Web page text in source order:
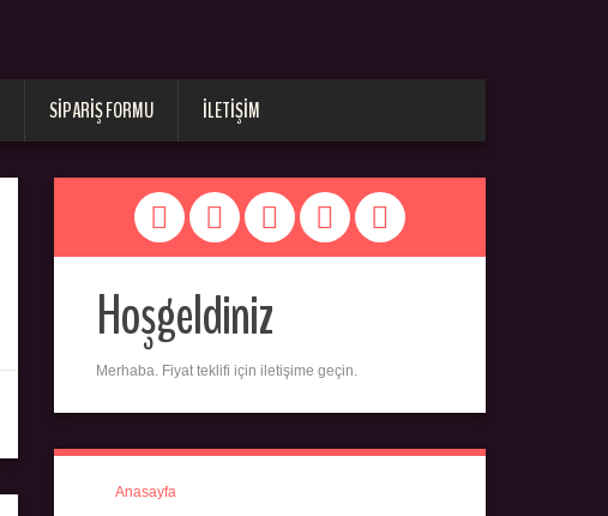
SIPARIŞ FORMU İLETIŞIM
Hoşgeldiniz
Merhaba. Fiyat teklifi için iletişime geçin.
Anasayfa